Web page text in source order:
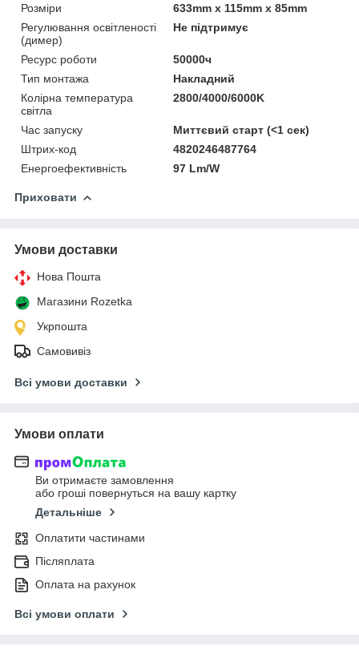
Розміри
633mm x 115mm x 85mm
Регулювання освітленості
(димер)
Не підтримує
Ресурс роботи
50000ч
Тип монтажа
Накладний
Колірна температура
світла
2800/4000/6000K
Час запуску
Миттєвий старт (<1 сек)
Штрих-код
4820246487764
Енергоефективність
97 Lm/W
Приховати
Умови доставки
Нова Пошта
Магазини Rozetka
Укрпошта
Самовивіз
Всі умови доставки
Умови оплати
Ви отримаєте замовлення
або гроші повернуться на вашу картку
Детальніше
Оплатити частинами
Післяплата
Оплата на рахунок
Всі умови оплати